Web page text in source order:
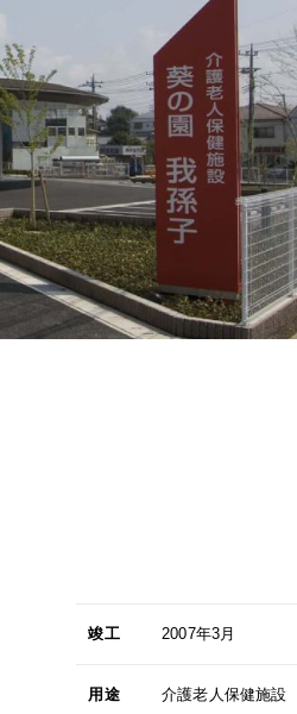
竣工 2007年3月
用途 介護老人保健施設